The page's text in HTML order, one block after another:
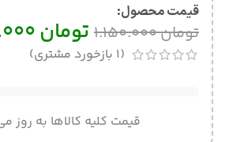
قیمت محصول:​
تومان1.150.000 تومان
(
1 بازخورد مشتری)
قیمت کلیه کالاها به روز